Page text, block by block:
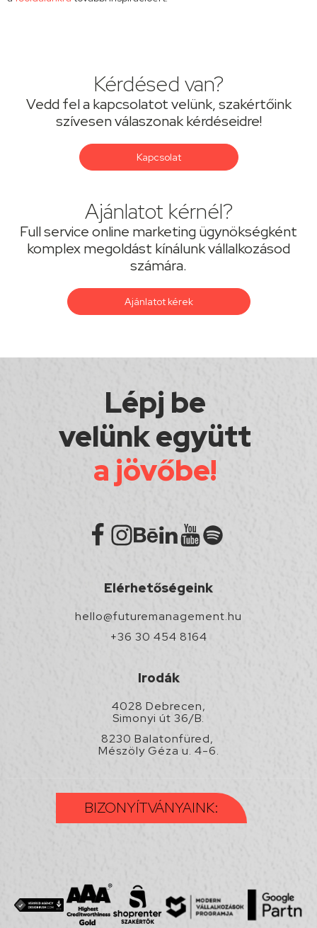
Kérdésed van?
Vedd fel a kapcsolatot velünk, szakértőink
szívesen válaszonak kérdéseidre!
Kapcsolat
Ajánlatot kérnél?
Full service online marketing ügynökségként
komplex megoldást kínálunk vállalkozásod
számára.
Ajánlatot kérek
Lépj be
velünk együtt
a jövőbe!
Elérhetőségeink
hello@futuremanagement.hu
+36 30 454 8164
Irodák
4028 Debrecen,
Simonyi út 36/B.
8230 Balatonfüred,
Mészöly Géza u. 4-6.
BIZONYÍTVÁNYAINK: